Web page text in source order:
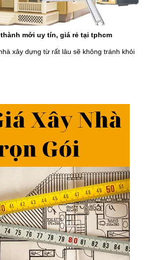
mới uy tín, giá rẻ tại tphcm
xây dựng từ rất lâu sẽ không tránh khỏi